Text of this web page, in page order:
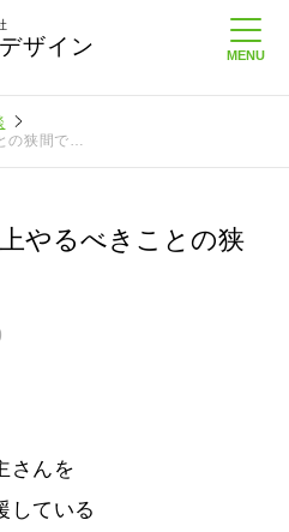
ザイン
の狭間で…
やるべきことの狭
さんを
している
通信８月号が届きました！まも